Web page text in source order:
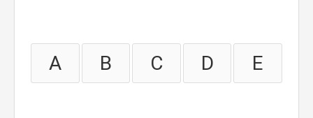
A B C D E